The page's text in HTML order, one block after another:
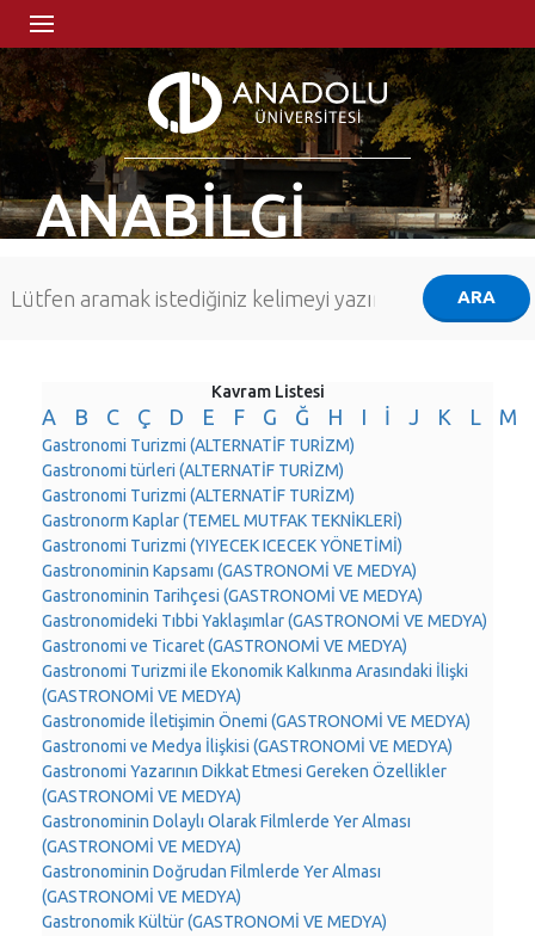
ANABİLGİ
Kavram Listesi
A B C Ç D E F G Ğ H I İ J K L M
Gastronomi Turizmi (ALTERNATİF TURİZM)
Gastronomi türleri (ALTERNATİF TURİZM)
Gastronomi Turizmi (ALTERNATİF TURİZM)
Gastronorm Kaplar (TEMEL MUTFAK TEKNİKLERİ)
Gastronomi Turizmi (YIYECEK ICECEK YÖNETİMİ)
Gastronominin Kapsamı (GASTRONOMİ VE MEDYA)
Gastronominin Tarihçesi (GASTRONOMİ VE MEDYA)
Gastronomideki Tıbbi Yaklaşımlar (GASTRONOMİ VE MEDYA)
Gastronomi ve Ticaret (GASTRONOMİ VE MEDYA)
Gastronomi Turizmi ile Ekonomik Kalkınma Arasındaki İlişki
(GASTRONOMİ VE MEDYA)
Gastronomide İletişimin Önemi (GASTRONOMİ VE MEDYA)
Gastronomi ve Medya İlişkisi (GASTRONOMİ VE MEDYA)
Gastronomi Yazarının Dikkat Etmesi Gereken Özellikler
(GASTRONOMİ VE MEDYA)
Gastronominin Dolaylı Olarak Filmlerde Yer Alması
(GASTRONOMİ VE MEDYA)
Gastronominin Doğrudan Filmlerde Yer Alması
(GASTRONOMİ VE MEDYA)
Gastronomik Kültür (GASTRONOMİ VE MEDYA)